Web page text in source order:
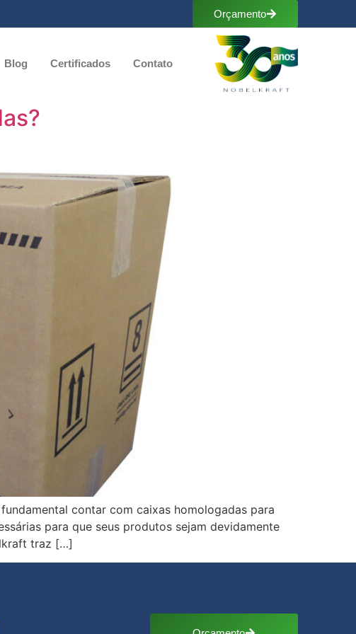
Orçamento
Blog Certificados Contato
contar com caixas homologadas para
para que seus produtos sejam devidamente
traz […]